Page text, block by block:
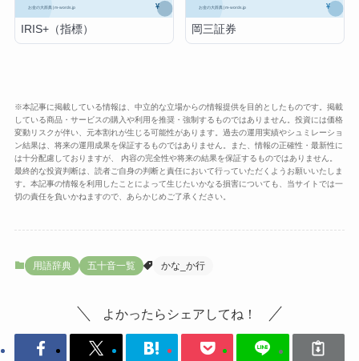
IRIS+（指標） 岡三証券
※本記事に掲載している情報は、中立的な立場からの情報提供を目的としたものです。掲載
している商品・サービスの購入や利用を推奨・強制するものではありません。投資には価格
変動リスクが伴い、元本割れが生じる可能性があります。過去の運用実績やシュミレーショ
ン結果は、将来の運用成果を保証するものではありません。また、情報の正確性・最新性に
は十分配慮しておりますが、 内容の完全性や将来の結果を保証するものではありません。
最終的な投資判断は、読者ご自身の判断と責任において行っていただくようお願いいたしま
す。本記事の情報を利用したことによって生じたいかなる損害についても、当サイトでは一
切の責任を負いかねますので、あらかじめご了承ください。
用語辞典 五十音一覧 かな_か行
よかったらシェアしてね！